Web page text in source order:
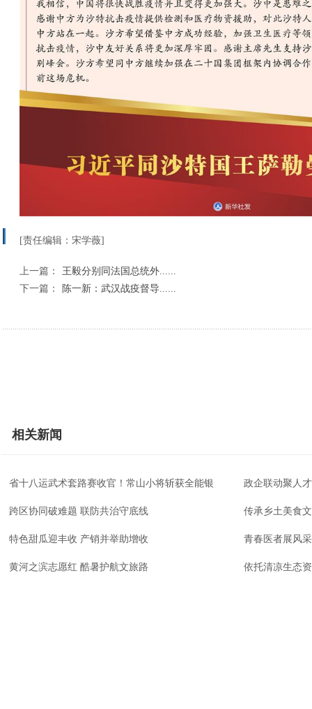
[责任编辑：宋学薇]
上一篇：
王毅分别同法国总统外......
下一篇：
陈一新：武汉战疫督导......
相关新闻
省十八运武术套路赛收官！常山小将斩获全能银 政企联动聚人
跨区协同破难题 联防共治守底线 传承乡土美食
特色甜瓜迎丰收 产销并举助增收 青春医者展风
黄河之滨志愿红 酷暑护航文旅路 依托清凉生态